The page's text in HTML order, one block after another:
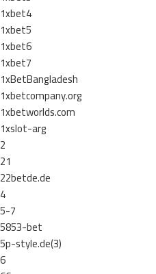
1xbet4
1xbet5
1xbet6
1xbet7
1xBetBangladesh
1xbetcompany.org
1xbetworlds.com
1xslot-arg
2
21
22betde.de
4
5-7
5853-bet
5p-style.de(3)
6